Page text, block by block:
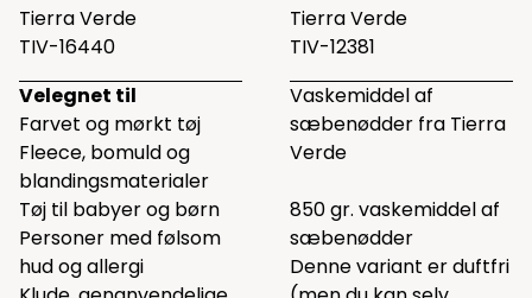
Tierra Verde
TIV-16440
Velegnet til
Farvet og mørkt tøj
Fleece, bomuld og
blandingsmaterialer
Tøj til babyer og børn
Personer med følsom
hud og allergi
Tierra Verde
TIV-12381
Vaskemiddel af
sæbenødder fra Tierra
Verde
850 gr. vaskemiddel af
sæbenødder
Denne variant er duftfri